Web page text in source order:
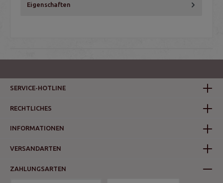
Eigenschaften
SERVICE-HOTLINE
RECHTLICHES
INFORMATIONEN
VERSANDARTEN
ZAHLUNGSARTEN